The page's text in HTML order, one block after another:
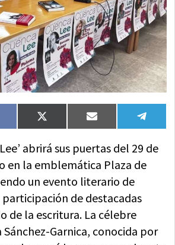
Compartir
en
X
(Twitter)
Compartir
en
Email
en
abrirá sus puertas del 29 de
en la emblemática Plaza de
un evento literario de
de destacadas
de la escritura. La célebre
Garnica, conocida por